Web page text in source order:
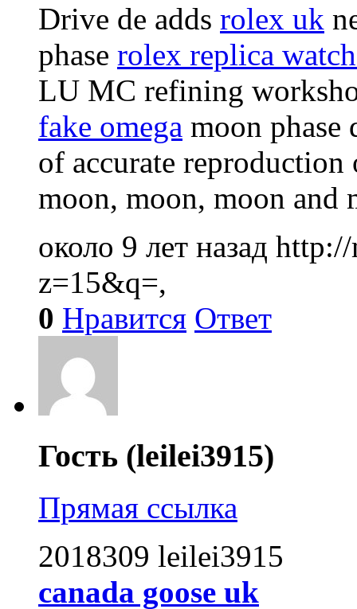
Drive de adds rolex uk
phase rolex replica
LU MC refining
fake omega moon
of accurate
moon, moon, moon and
около 9 лет назад http://
z=15&q=,
0 Нравится Ответ
Гость (leilei3915)
Прямая ссылка
2018309 leilei3915
canada goose uk